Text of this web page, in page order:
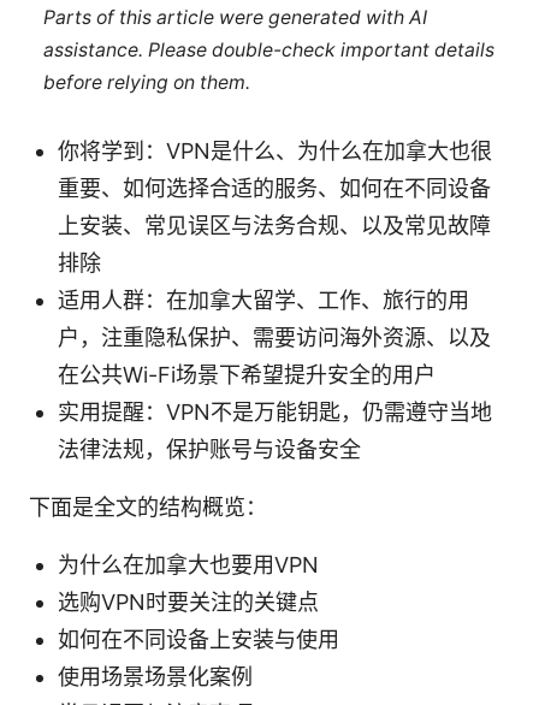
Parts of this article were generated with AI
assistance. Please double-check important details
before relying on them.
你将学到：VPN是什么、为什么在加拿大也很
重要、如何选择合适的服务、如何在不同设备
上安装、常见误区与法务合规、以及常见故障
排除
适用人群：在加拿大留学、工作、旅行的用
户，注重隐私保护、需要访问海外资源、以及
在公共Wi-Fi场景下希望提升安全的用户
实用提醒：VPN不是万能钥匙，仍需遵守当地
法律法规，保护账号与设备安全
下面是全文的结构概览：
为什么在加拿大也要用VPN
选购VPN时要关注的关键点
如何在不同设备上安装与使用
使用场景场景化案例